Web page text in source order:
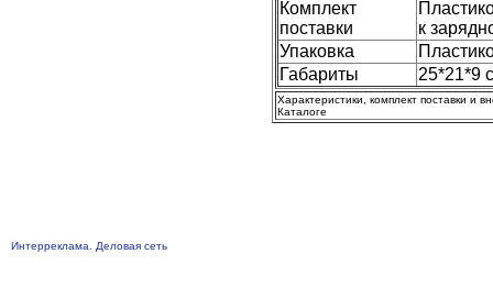
Комплект
поставки
к
Упаковка
Габариты
25*21*9
Характеристики, комплект поставки и
Каталоге
Интерреклама. Деловая сеть